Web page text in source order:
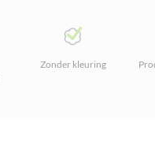
Zonder kleuring